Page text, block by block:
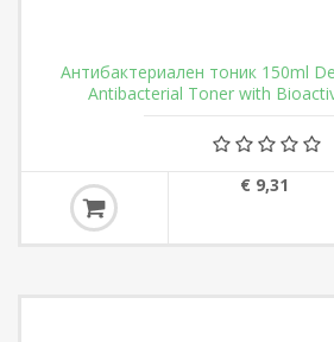
Антибактериален тоник 150ml
Antibacterial Toner with
€ 9,31